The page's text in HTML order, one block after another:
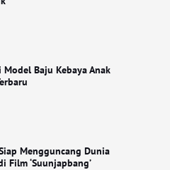
Model Baju Kebaya Anak
Mengguncang Dunia
Film ‘Suunjapbang’